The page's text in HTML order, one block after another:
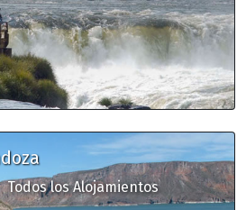
Todos los Alojamientos